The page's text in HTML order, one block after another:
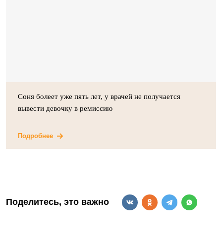
Соня болеет уже пять лет, у врачей не получается
вывести девочку в ремиссию
Подробнее
Поделитесь, это важно